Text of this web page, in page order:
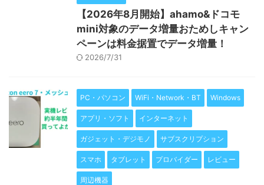
【2026年8月開始】ahamo&ドコモ
mini対象のデータ増量おためしキャン
ペーンは料金据置でデータ増量！
2026/7/31
PC・パソコン WiFi・Network・BT Windows
アプリ・ソフト インターネット
ガジェット・デジモノ サブスクリプション
スマホ タブレット プロバイダー レビュー
周辺機器